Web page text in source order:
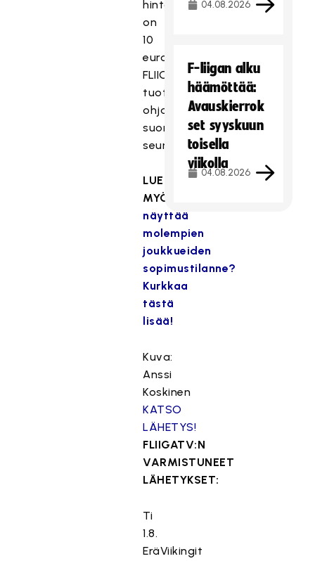
hinta
on
10
euroa.
FLIIGATV:n
tuotot
ohjataan
suoraan
seuroille.
LUE
MYÖS:
näyttää
molempien
joukkueiden
sopimustilanne?
Kurkkaa
tästä
lisää!
Kuva:
Anssi
Koskinen
KATSO
LÄHETYS!
FLIIGATV:N
VARMISTUNEET
LÄHETYKSET:
Ti
1.8.
EräViikingit
04.08.2026
F-liigan alku
häämöttää:
Avauskierrok
set syyskuun
toisella
viikolla
04.08.2026